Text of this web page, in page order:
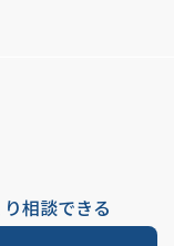
相談できる